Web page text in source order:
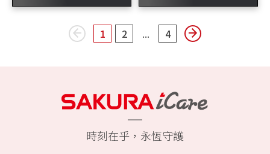
page1You're on page
2You're on page
... 4You're on page
page
時刻在乎，永恆守護